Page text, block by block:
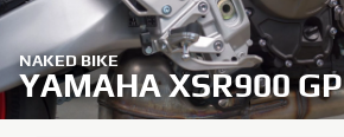
NAKED BIKE
YAMAHA XSR900 GP